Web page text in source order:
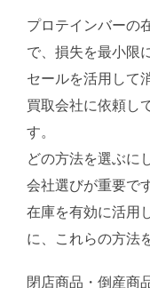
プロテインバーの
で、損失を最小限
セールを活用して
買取会社に依頼し
す。
どの方法を選ぶに
会社選びが重要で
在庫を有効に活用
に、これらの方法
閉店商品・倒産商